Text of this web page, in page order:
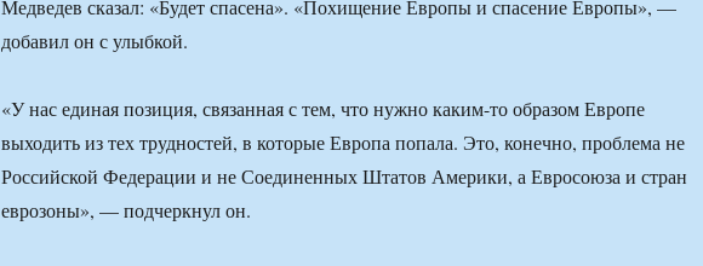
Медведев сказал: «Будет спасена». «Похищение Европы и спасение Европы», —
добавил он с улыбкой.
«У нас единая позиция, связанная с тем, что нужно каким-то образом Европе
выходить из тех трудностей, в которые Европа попала. Это, конечно, проблема не
Российской Федерации и не Соединенных Штатов Америки, а Евросоюза и стран
еврозоны», — подчеркнул он.